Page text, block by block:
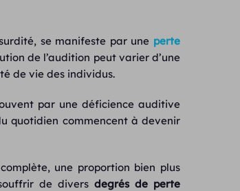
se manifeste par une perte
de l’audition peut varier d’une
de vie des individus.
par une déficience auditive
quotidien commencent à devenir
une proportion bien plus
de diversdegrés de perte